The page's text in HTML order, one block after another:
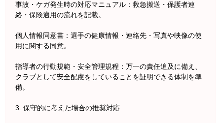
事故・ケガ発生時の対応マニュアル：救急搬送・保護者連
絡・保険適用の流れを記載。
個人情報同意書：選手の健康情報・連絡先・写真や映像の使
用に関する同意。
指導者の行動規範・安全管理規程：万一の責任追及に備え、
クラブとして安全配慮をしていることを証明できる体制を準
備。
3. 保守的に考えた場合の推奨対応